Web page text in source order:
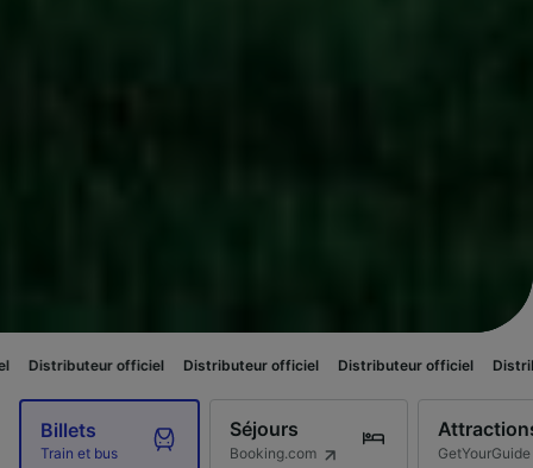
officiel Distributeur officiel Distributeur officiel Distributeur officiel
Billets
Train et bus
Séjours
Booking.com GetYourGuide